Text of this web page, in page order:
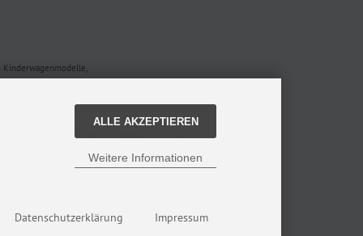
oder bestellt online bei uns.
Familienfachgeschäft für Babyausstattung.
Versandinformationen.
ALLE AKZEPTIEREN
Weitere Informationen
Datenschutzerklärung Impressum